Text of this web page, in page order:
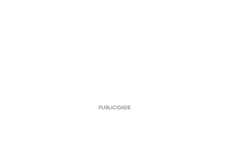
PUBLICIDADE